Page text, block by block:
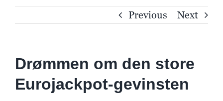
Previous Next
Drømmen om den store
Eurojackpot-gevinsten